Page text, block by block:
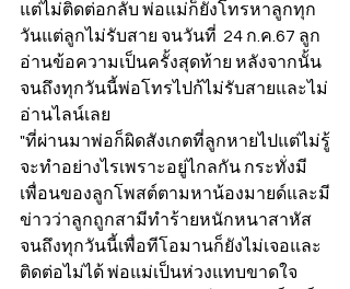
แต่ไม่ติดต่อกลับ พ่อแม่ก็ยังโทรหาลูกทุก
วันแต่ลูกไม่รับสาย จนวันที่  24 ก.ค.67 ลูก
อ่านข้อความเป็นครั้งสุดท้าย หลังจากนั้น
จนถึงทุกวันนี้พ่อโทรไปก้ไม่รับสายและไม่
อ่านไลน์เลย
"ที่ผ่านมาพ่อก็ผิดสังเกตที่ลูกหายไปแต่ไม่รู้
จะทำอย่างไรเพราะอยู่ไกลกัน กระทั่งมี
เพื่อนของลูกโพสต์ตามหาน้องมายด์และมี
ข่าวว่าลูกถูกสามีทำร้ายหนักหนาสาหัส
จนถึงทุกวันนี้เพื่อทีโอมานก็ยังไม่เจอและ
ติดต่อไม่ได้ พ่อแม่เป็นห่วงแทบขาดใจ